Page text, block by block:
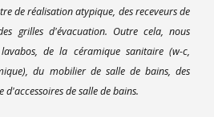
de réalisation atypique, des receveurs de
grilles d'évacuation. Outre cela, nous
de la céramique sanitaire (w-c,
du mobilier de salle de bains, des
de salle de bains.